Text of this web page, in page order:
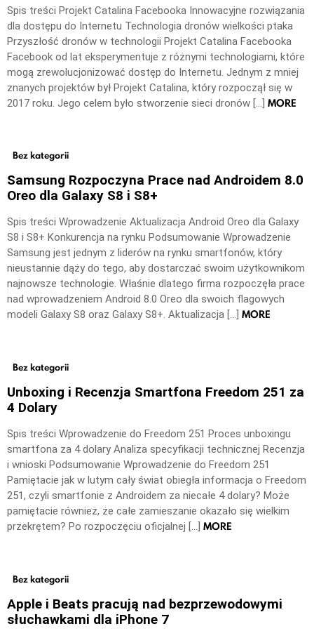
Spis treści Projekt Catalina Facebooka Innowacyjne rozwiązania
dla dostępu do Internetu Technologia dronów wielkości ptaka
Przyszłość dronów w technologii Projekt Catalina Facebooka
Facebook od lat eksperymentuje z różnymi technologiami, które
mogą zrewolucjonizować dostęp do Internetu. Jednym z mniej
znanych projektów był Projekt Catalina, który rozpoczął się w
2017 roku. Jego celem było stworzenie sieci dronów […] MORE
Bez kategorii
Samsung Rozpoczyna Prace nad Androidem 8.0
Oreo dla Galaxy S8 i S8+
Spis treści Wprowadzenie Aktualizacja Android Oreo dla Galaxy
S8 i S8+ Konkurencja na rynku Podsumowanie Wprowadzenie
Samsung jest jednym z liderów na rynku smartfonów, który
nieustannie dąży do tego, aby dostarczać swoim użytkownikom
najnowsze technologie. Właśnie dlatego firma rozpoczęła prace
nad wprowadzeniem Android 8.0 Oreo dla swoich flagowych
modeli Galaxy S8 oraz Galaxy S8+. Aktualizacja […] MORE
Bez kategorii
Unboxing i Recenzja Smartfona Freedom 251 za
4 Dolary
Spis treści Wprowadzenie do Freedom 251 Proces unboxingu
smartfona za 4 dolary Analiza specyfikacji technicznej Recenzja
i wnioski Podsumowanie Wprowadzenie do Freedom 251
Pamiętacie jak w lutym cały świat obiegła informacja o Freedom
251, czyli smartfonie z Androidem za niecałe 4 dolary? Może
pamiętacie również, że całe zamieszanie okazało się wielkim
przekrętem? Po rozpoczęciu oficjalnej […] MORE
Bez kategorii
Apple i Beats pracują nad bezprzewodowymi
słuchawkami dla iPhone 7